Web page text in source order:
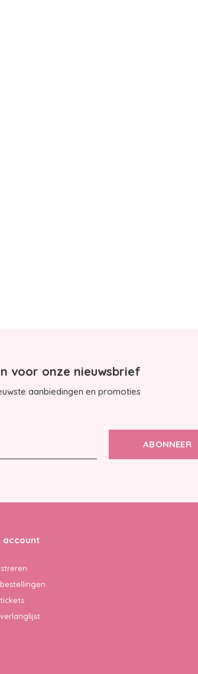
voor onze nieuwsbrief
aanbiedingen en promoties
ABONNEER
account